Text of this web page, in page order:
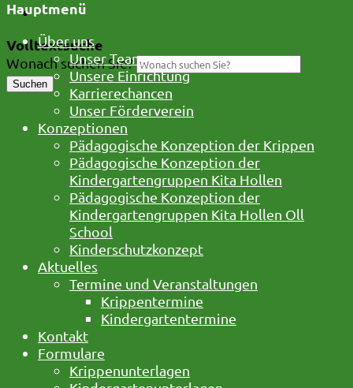
Impressum und Datenschutz
Volltextsuche
Wonach suchen Sie?
Suchen
Hauptmenü
Über uns
Unser Team
Unsere Einrichtung
Karrierechancen
Unser Förderverein
Konzeptionen
Pädagogische Konzeption der Krippen
Pädagogische Konzeption der
Kindergartengruppen Kita Hollen
Pädagogische Konzeption der
Kindergartengruppen Kita Hollen Oll
School
Kinderschutzkonzept
Aktuelles
Termine und Veranstaltungen
Krippentermine
Kindergartentermine
Kontakt
Formulare
Krippenunterlagen